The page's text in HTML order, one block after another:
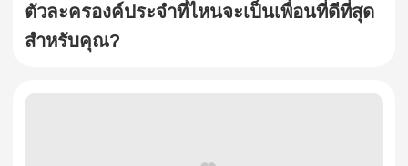
ตัวละครองค์ประจำที่ไหนจะเป็นเพื่อนที่ดีที่สุด
สำหรับคุณ?